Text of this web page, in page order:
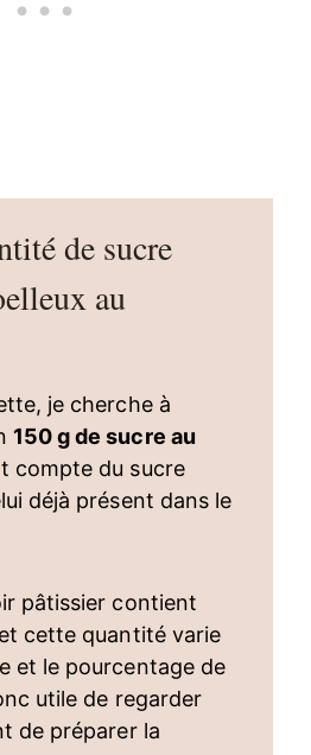
de sucre
au
je cherche à
150 g de sucre au
compte du sucre
déjà présent dans le
pâtissier contient
cette quantité varie
et le pourcentage de
utile de regarder
de préparer la